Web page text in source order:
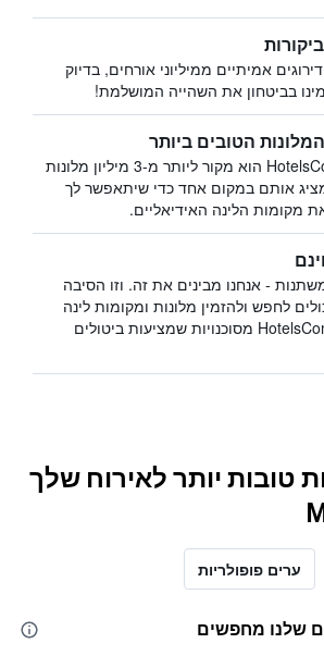
אמיתיים ממיליוני אורחים, בדיוק
בביטחון את השהייה המושלמת!
הטובים ביותר
HotelsCombined הוא מקור ליותר מ-3 מיליון מלונות
אותם במקום אחד כדי שיתאפשר לך
מקומות הלינה האידיאליים.
- אנחנו מבינים את זה. וזו הסיבה
לחפש ולהזמין מלונות ומקומות לינה
בHotelsCombined מסוכנויות שמציעות ביטולים
טובות יותר לאירוח שלך
ערים פופולריות
שלנו מחפשים